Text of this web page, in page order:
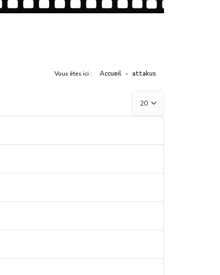
Vous êtes ici : Accueil attakus